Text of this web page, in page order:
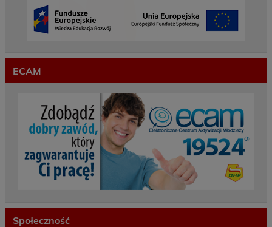
ECAM
Społeczność